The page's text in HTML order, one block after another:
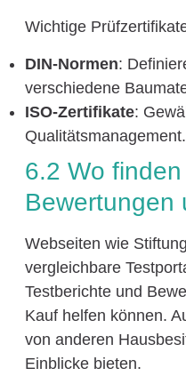
Wichtige
DIN-Normen:
verschiedene
ISO-Zertifikate:
Qualitätsmanagement.
6.2 Wo
Bewertungen
Webseiten wie
vergleichbare
Testberichte und
Kauf helfen können.
von anderen
Einblicke bieten.